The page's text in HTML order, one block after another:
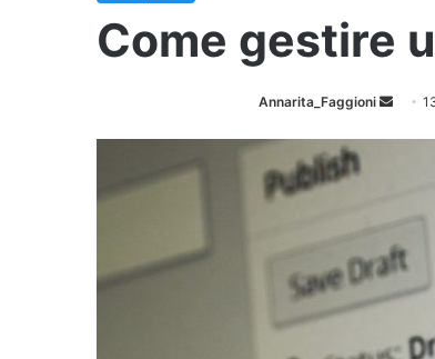
Come gestire
Annarita_Faggioni
n
m